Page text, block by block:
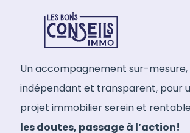
Un accompagnement sur-mesure,
indépendant et transparent, pour
projet immobilier serein et
les doutes, passage à l’action!